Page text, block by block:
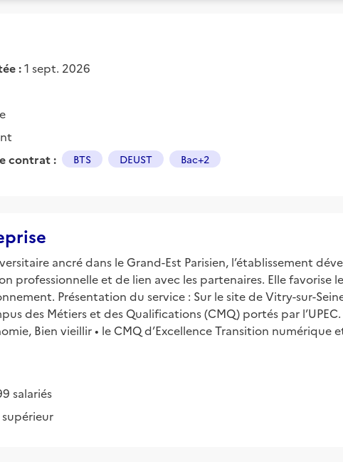
:1 sept. 2026
contrat :
BTS DEUST Bac+2
ancré dans le Grand-Est Parisien, l’établissement
professionnelle et de lien avec les partenaires. Elle
Présentation du service : Sur le site de Vitry-sur-
des Métiers et des Qualifications (CMQ) portés par
Bien vieillir • le CMQ d’Excellence Transition
salariés